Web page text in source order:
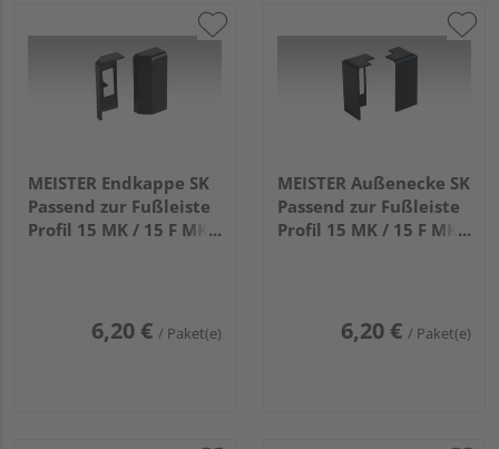
MEISTER Endkappe SK
Passend zur Fußleiste
Profil 15 MK / 15 F MK /
6,20 € / Paket(e)
MEISTER Außenecke SK
Passend zur Fußleiste
Profil 15 MK / 15 F MK /
6,20 € / Paket(e)